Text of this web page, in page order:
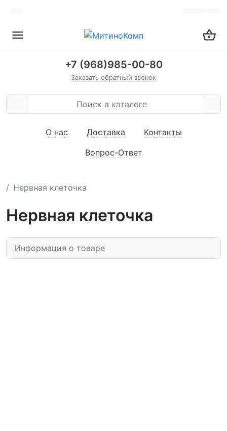
+7 (968)985-00-80
Заказать обратный звонок
О нас Доставка
Контакты
Вопрос-Ответ
Нервная клеточка
Нервная клеточка
Информация о товаре